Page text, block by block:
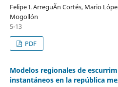
Felipe I. ArreguÃ­n Cortés, Mario
Mogollón
5-13
PDF
Modelos regionales de
instantáneos en la república